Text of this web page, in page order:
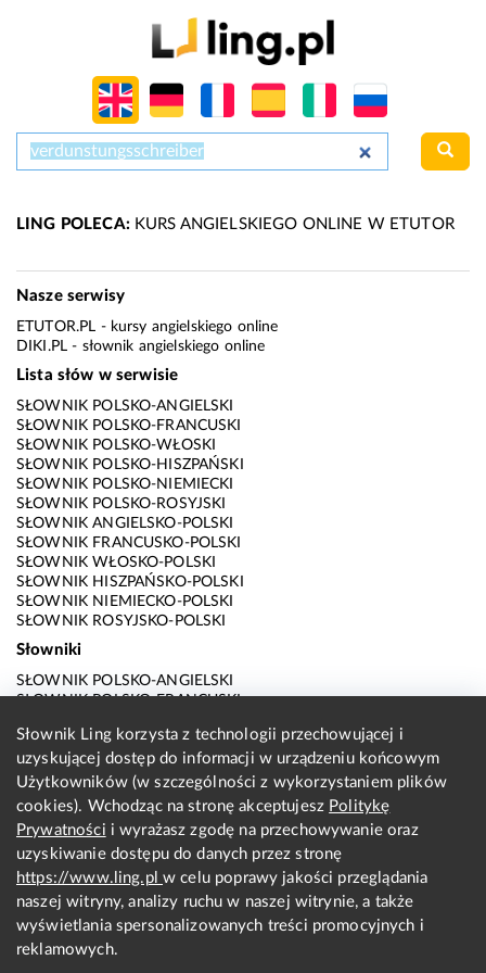
LING POLECA:KURS ANGIELSKIEGO ONLINE W ETUTOR
Nasze serwisy
ETUTOR.PL - kursy angielskiego online
DIKI.PL - słownik angielskiego online
Lista słów w serwisie
SŁOWNIK POLSKO-ANGIELSKI
SŁOWNIK POLSKO-FRANCUSKI
SŁOWNIK POLSKO-WŁOSKI
SŁOWNIK POLSKO-HISZPAŃSKI
SŁOWNIK POLSKO-NIEMIECKI
SŁOWNIK POLSKO-ROSYJSKI
SŁOWNIK ANGIELSKO-POLSKI
SŁOWNIK FRANCUSKO-POLSKI
SŁOWNIK WŁOSKO-POLSKI
SŁOWNIK HISZPAŃSKO-POLSKI
SŁOWNIK NIEMIECKO-POLSKI
SŁOWNIK ROSYJSKO-POLSKI
Słowniki
SŁOWNIK POLSKO-ANGIELSKI
SŁOWNIK POLSKO-FRANCUSKI
SŁOWNIK POLSKO-HISZPAŃSKI
SŁOWNIK POLSKO-NIEMIECKI
SŁOWNIK POLSKO-ROSYJSKI
SŁOWNIK ANGIELSKO-POLSKI
SŁOWNIK FRANCUSKO-POLSKI
SŁOWNIK WŁOSKO-POLSKI
SŁOWNIK HISZPAŃSKO-POLSKI
SŁOWNIK NIEMIECKO-POLSKI
SŁOWNIK ROSYJSKO-POLSKI
O nas
KONTAKT Z REDAKCJĄ
Słownik Ling korzysta z technologii przechowującej i
uzyskującej dostęp do informacji w urządzeniu końcowym
Użytkowników (w szczególności z wykorzystaniem plików
cookies). Wchodząc na stronę akceptujesz Politykę
Prywatności i wyrażasz zgodę na przechowywanie oraz
uzyskiwanie dostępu do danych przez stronę
https://www.ling.plw celu poprawy jakości przeglądania
naszej witryny, analizy ruchu w naszej witrynie, a także
wyświetlania spersonalizowanych treści promocyjnych i
reklamowych.